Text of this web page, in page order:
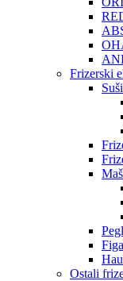
Frizerski
Ostali